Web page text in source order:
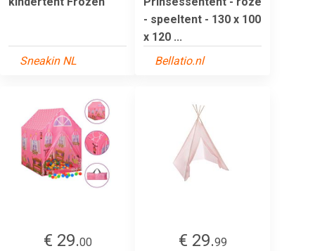
Sneakin NL
- speeltent - 130 x 100
x 120 ...
Bellatio.nl
€ 29.00
€ 29.99